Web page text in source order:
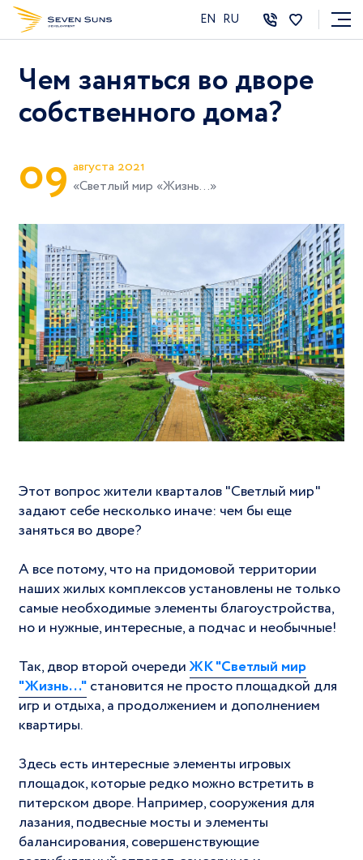
EN RU
Чем заняться во дворе
собственного дома?
09 августа 2021
«Светлый мир «Жизнь...»
Этот вопрос жители кварталов "Светлый мир"
задают себе несколько иначе: чем бы еще
заняться во дворе?
А все потому, что на придомовой территории
наших жилых комплексов установлены не только
самые необходимые элементы благоустройства,
но и нужные, интересные, а подчас и необычные!
Так, двор второй очередиЖК "Светлый мир
"Жизнь..."становится не просто площадкой для
игр и отдыха, а продолжением и дополнением
квартиры.
Здесь есть интересные элементы игровых
площадок, которые редко можно встретить в
питерском дворе. Например, сооружения для
лазания, подвесные мосты и элементы
балансирования, совершенствующие